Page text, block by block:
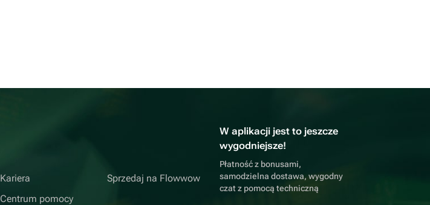
Kariera
Centrum pomocy
Sprzedaj na Flowwow
W aplikacji jest to jeszcze
wygodniejsze!
Płatność z bonusami,
samodzielna dostawa, wygodny
czat z pomocą techniczną